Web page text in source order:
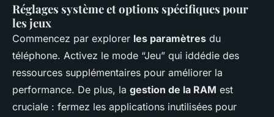
Réglages système et options spécifiques pour
les jeux
Commencez par explorer les paramètres du
téléphone. Activez le mode “Jeu” qui iddédie des
ressources supplémentaires pour améliorer la
performance. De plus, la gestion de la RAM est
cruciale : fermez les applications inutilisées pour